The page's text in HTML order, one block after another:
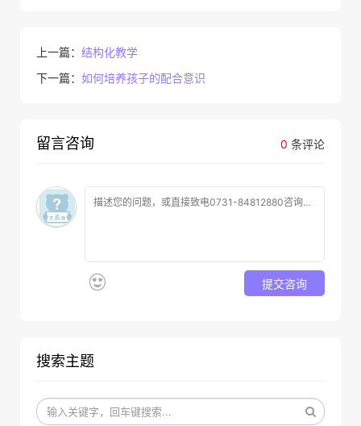
上一篇： 结构化教学
下一篇： 如何培养孩子的配合意识
0 条评论
留言咨询
提交咨询
搜索主题